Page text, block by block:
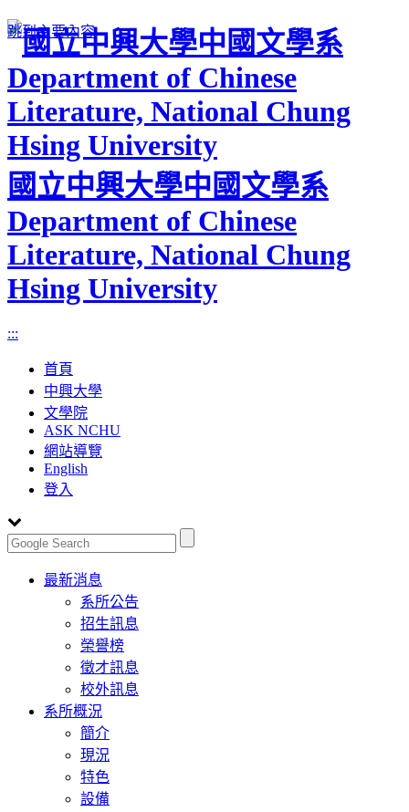
跳到主要內容
國立中興大學中國文學系
Department of Chinese
Literature, National Chung
Hsing University
:::
首頁
中興大學
文學院
ASK NCHU
網站導覽
English
登入
Toggle
navigation
最新消息
系所公告
招生訊息
榮譽榜
徵才訊息
校外訊息
系所概況
簡介
現況
特色
設備